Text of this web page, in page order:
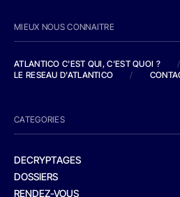
MIEUX NOUS CONNAITRE
ATLANTICO C'EST QUI, C'EST QUOI ?
/
LE RESEAU D'ATLANTICO
/
CATEGORIES
DECRYPTAGES
DOSSIERS
RENDEZ-VOUS